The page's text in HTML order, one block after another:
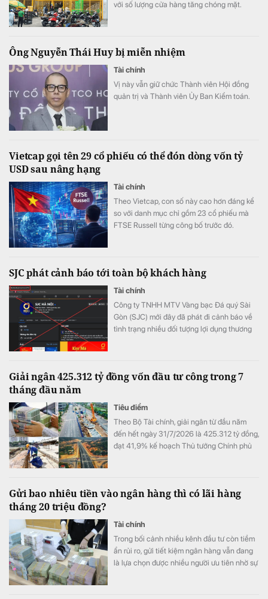
với số lượng cửa hàng tăng chóng mặt.
Ông Nguyễn Thái Huy bị miễn nhiệm
Tài chính
Vị này vẫn giữ chức Thành viên Hội đồng
quản trị và Thành viên Ủy Ban Kiểm toán.
Vietcap gọi tên 29 cổ phiếu có thể đón dòng vốn tỷ
USD sau nâng hạng
Tài chính
Theo Vietcap, con số này cao hơn đáng kể
so với danh mục chỉ gồm 23 cổ phiếu mà
FTSE Russell từng công bố trước đó.
SJC phát cảnh báo tới toàn bộ khách hàng
Tài chính
Công ty TNHH MTV Vàng bạc Đá quý Sài
Gòn (SJC) mới đây đã phát đi cảnh báo về
tình trạng nhiều đối tượng lợi dụng thương
Giải ngân 425.312 tỷ đồng vốn đầu tư công trong 7
tháng đầu năm
Tiêu điểm
Theo Bộ Tài chính, giải ngân từ đầu năm
đến hết ngày 31/7/2026 là 425.312 tỷ đồng,
đạt 41,9% kế hoạch Thủ tướng Chính phủ
Gửi bao nhiêu tiền vào ngân hàng thì có lãi hàng
tháng 20 triệu đồng?
Tài chính
Trong bối cảnh nhiều kênh đầu tư còn tiềm
ẩn rủi ro, gửi tiết kiệm ngân hàng vẫn đang
là lựa chọn được nhiều người ưu tiên nhờ sự